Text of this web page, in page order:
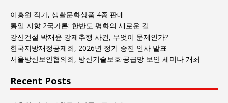
회
글
목
록
이홍원 작가, 생활문화상품 4종 판매
통일 지향 2국가론: 한반도 평화의 새로운 길
강산건설 박재윤 강제추행 사건, 무엇이 문제인가?
한국지방재정공제회, 2026년 정기 승진 인사 발표
서울방산보안협의회, 방산기술보호·공급망 보안 세미나 개최
Recent Posts